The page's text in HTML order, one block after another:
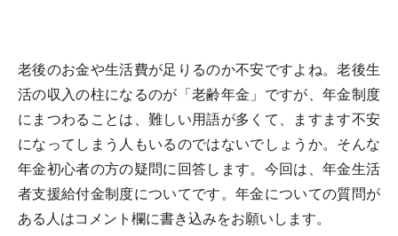
老後のお金や生活費が足りるのか不安ですよね。老後生
活の収入の柱になるのが「老齢年金」ですが、年金制度
にまつわることは、難しい用語が多くて、ますます不安
になってしまう人もいるのではないでしょうか。そんな
年金初心者の方の疑問に回答します。今回は、年金生活
者支援給付金制度についてです。年金についての質問が
ある人はコメント欄に書き込みをお願いします。